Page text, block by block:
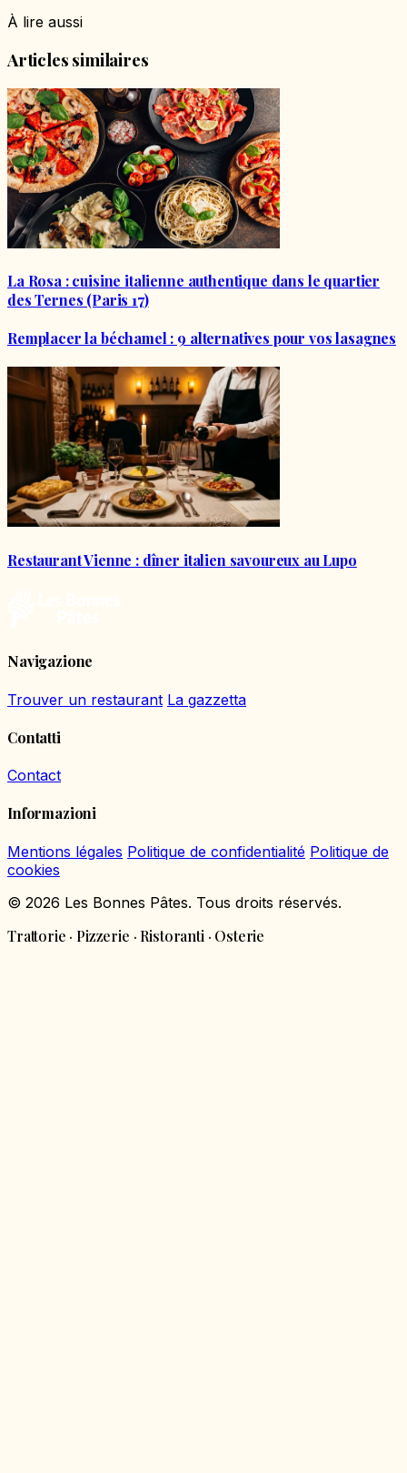
À lire aussi
Articles similaires
La Rosa : cuisine italienne authentique dans le quartier
des Ternes (Paris 17)
Remplacer la béchamel : 9 alternatives pour vos lasagnes
Restaurant Vienne : dîner italien savoureux au Lupo
Navigazione
Trouver un restaurant La gazzetta
Contatti
Contact
Informazioni
Mentions légales Politique de confidentialité Politique de
cookies
© 2026 Les Bonnes Pâtes. Tous droits réservés.
Trattorie · Pizzerie · Ristoranti · Osterie